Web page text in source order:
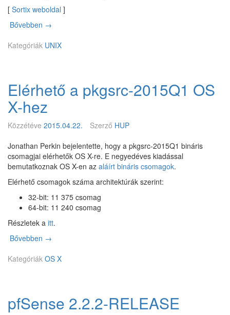
[ Sortix weboldal ]
Bővebben S
r
→
Kategóriák UNIX
Elérhető a pkgsrc-2015Q1 OS
X-hez
Közzétéve 2015.04.22. Szerző HUP
Jonathan Perkin bejelentette, hogy a pkgsrc-2015Q1 bináris
csomagjai elérhetők OS X-re. E negyedéves kiadással
bemutatkoznak OS X-en az aláírt bináris csomagok.
Elérhető csomagok száma architektúrák szerint:
32-bit: 11 375 csomag
64-bit: 11 240 csomag
Részletek a itt.
Bővebben E
é
t
ő
→
Kategóriák OS X
pfSense 2.2.2-RELEASE